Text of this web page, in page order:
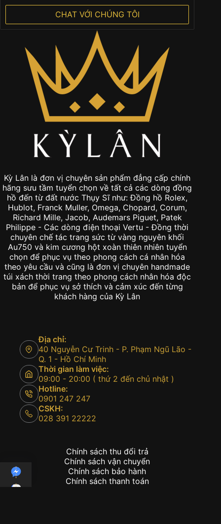
CHAT VỚI CHÚNG TÔI
Kỳ Lân là đơn vị chuyên sản phẩm đẳng cấp chính
hãng sưu tầm tuyển chọn về tất cả các dòng đồng
hồ đến từ đất nước Thụy Sĩ như: Đồng hồ Rolex,
Hublot, Franck Muller, Omega, Chopard, Corum,
Richard Mille, Jacob, Audemars Piguet, Patek
Philippe - Các dòng điện thoại Vertu - Đồng thời
chuyên chế tác trang sức từ vàng nguyên khối
Au750 và kim cương hột xoàn thiên nhiên tuyển
chọn để phục vụ theo phong cách cá nhân hóa
theo yêu cầu và cũng là đơn vị chuyên handmade
túi xách thời trang theo phong cách nhân hóa độc
bản để phục vụ sở thích và cảm xúc đến từng
khách hàng của Kỳ Lân
Địa chỉ:
40 Nguyễn Cư Trinh - P. Phạm Ngũ Lão -
Q. 1 - Hồ Chí Minh
Thời gian làm việc:
09:00 - 20:00 ( thứ 2 đến chủ nhật )
Hotline:
0901 247 247
CSKH:
028 391 22222
Chính sách thu đổi trả
Chính sách vận chuyển
Chính sách bảo hành
Chính sách thanh toán